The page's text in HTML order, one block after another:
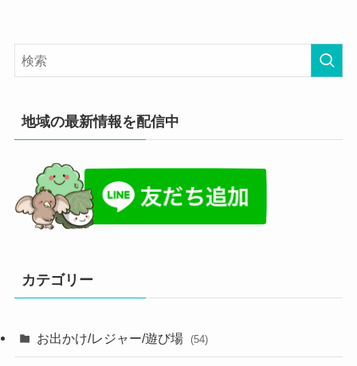
地域の最新情報を配信中
カテゴリー
お出かけ/レジャー/遊び場 (54)